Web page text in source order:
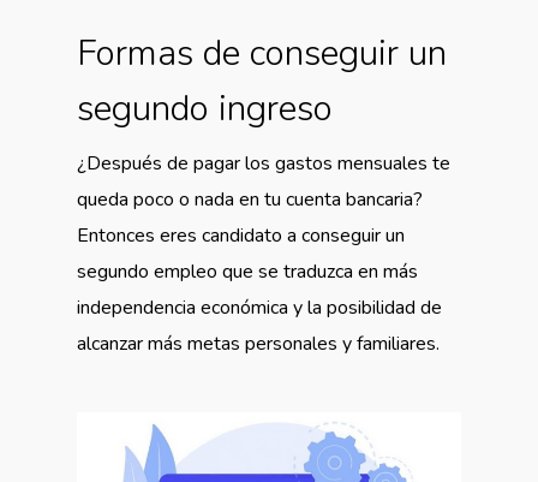
Formas de conseguir un
segundo ingreso
¿Después de pagar los gastos mensuales te
queda poco o nada en tu cuenta bancaria?
Entonces eres candidato a conseguir un
segundo empleo que se traduzca en más
independencia económica y la posibilidad de
alcanzar más metas personales y familiares.